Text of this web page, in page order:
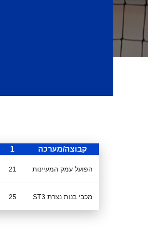
קבוצה/מערכה 1
הפועל עמק המעיינות 21
מכבי בנות נצרת ST3 25